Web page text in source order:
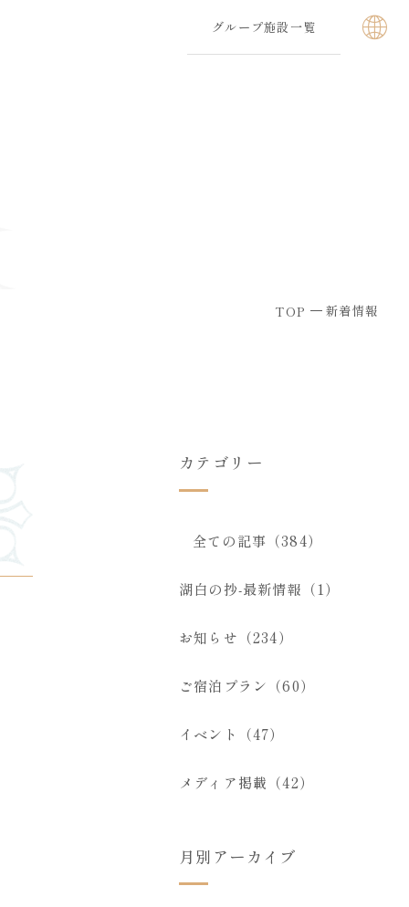
グループ施設一覧
TOP 新着情報
カテゴリー
全ての記事（384）
湖白の抄‐最新情報（1）
お知らせ（234）
ご宿泊プラン（60）
イベント（47）
メディア掲載（42）
月別アーカイブ